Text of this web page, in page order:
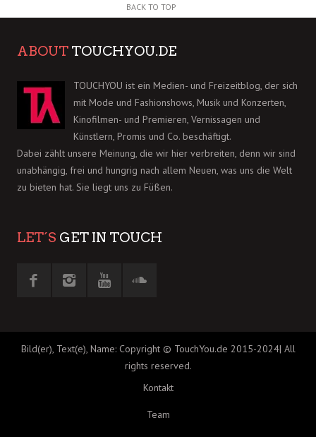
BACK TO TOP
ABOUT TOUCHYOU.DE
TOUCHYOU ist ein Medien- und Freizeitblog, der sich
mit Mode und Fashionshows, Musik und Konzerten,
Kinofilmen- und Premieren, Vernissagen und
Künstlern, Promis und Co. beschäftigt.
Dabei zählt unsere Meinung, die wir hier verbreiten, denn wir sind
unabhängig, frei und hungrig nach allem Neuen, was uns die Welt
zu bieten hat. Sie liegt uns zu Füßen.
LET´S GET IN TOUCH
Bild(er), Text(e), Name: Copyright © TouchYou.de 2015-2024| All
rights reserved.
Kontakt
Team